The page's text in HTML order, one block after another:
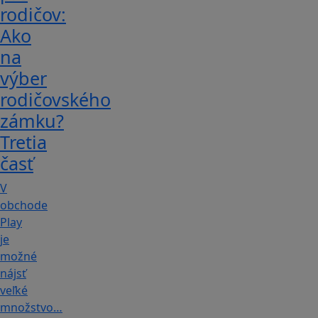
rodičov:
Ako
na
výber
rodičovského
zámku?
Tretia
časť
V
obchode
Play
je
možné
nájsť
veľké
množstvo…